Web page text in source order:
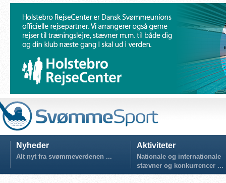
Nyheder
Alt nyt fra svømmeverdenen ...
Aktiviteter
Nationale og internationale
stævner og konkurrencer ...